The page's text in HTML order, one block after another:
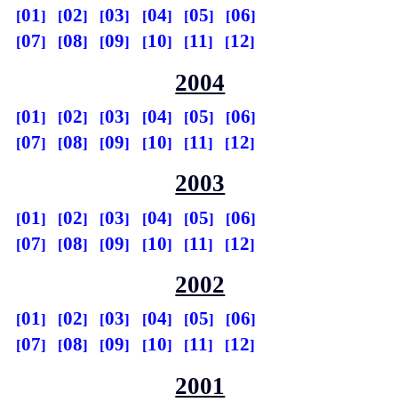
01 02 03 04 05
06
07
08 09 10 11 12
2004
01 02 03 04 05
06
07
08 09 10 11 12
2003
01 02 03 04 05
06
07
08 09 10 11 12
2002
01 02 03 04 05
06
07
08 09 10 11 12
2001